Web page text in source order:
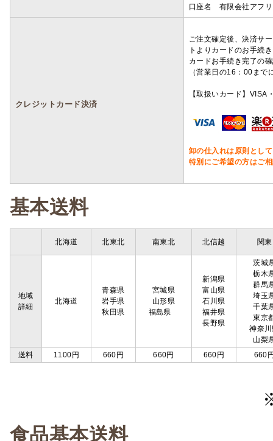
口座名 有限会社アフ
クレジットカード決済
ご注文確定後、決済サ
トよりカードのお手続
カードお手続き完了の
（営業日の16：00ま
【取扱いカード】
卸の仕入れは原則とし
特別にご希望の方はご
基本送料
北海道 北東北 南東北 北信越 関東
地域
詳細
北海道
青森県
岩手県
秋田県
宮城県
山形県
福島県
新潟県
富山県
石川県
福井県
長野県
茨城
栃木
群馬
埼玉
千葉
東京
神奈
山梨
送料
1100円 660円 660円 660円 660
食品基本送料